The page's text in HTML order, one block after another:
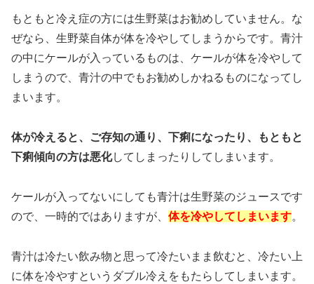
もともと冷え症の方には生野菜はお勧めしていません。な
ぜなら、生野菜自体が体を冷やしてしまうからです。青汁
の中にケールが入っているものは、ケールが体を冷やして
しまうので、青汁の中でもお勧めしかねるものになってし
まいます。
体が冷えると、ご存知の通り、下痢になったり、もともと
下痢傾向の方は悪化してしまったりしてしまいます。
ケールが入ってないにしても青汁は生野菜のジュースです
ので、一時的ではありますが、 体を冷やしてしまいます。
青汁は冷たい飲み物と思って冷たいまま飲むと、冷たい上
に体を冷やすというダブル冷えをもたらしてしまいます。